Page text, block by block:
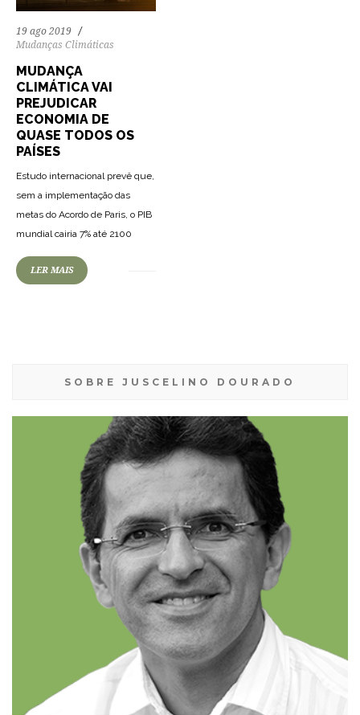
19 ago 2019
Mudanças Climáticas
MUDANÇA
CLIMÁTICA VAI
PREJUDICAR
ECONOMIA DE
QUASE TODOS OS
PAÍSES
Estudo internacional prevê que,
sem a implementação das
metas do Acordo de Paris, o PIB
mundial cairia 7% até 2100
LER MAIS
SOBRE JUSCELINO DOURADO